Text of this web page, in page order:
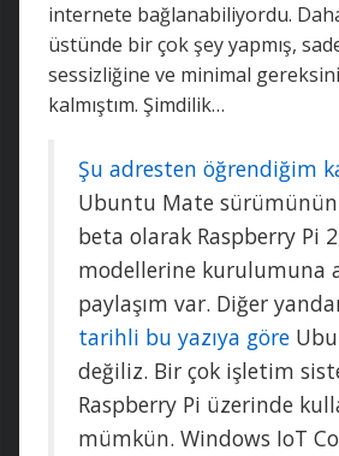
internete bağlanabiliyordu.
üstünde bir çok şey yapmış,
sessizliğine ve minimal
kalmıştım. Şimdilik…
Şu adresten öğrendiğim
Ubuntu Mate sürümünün
beta olarak Raspberry Pi
modellerine kurulumuna
paylaşım var. Diğer
tarihli bu yazıya göre
değiliz. Bir çok işletim
Raspberry Pi üzerinde
mümkün. Windows IoT